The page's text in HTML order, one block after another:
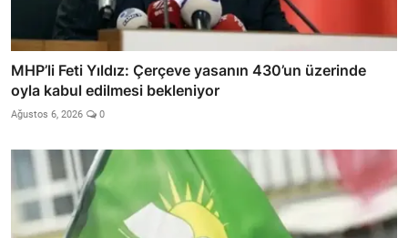
MHP’li Feti Yıldız: Çerçeve yasanın 430’un üzerinde
oyla kabul edilmesi bekleniyor
Ağustos 6, 2026 0